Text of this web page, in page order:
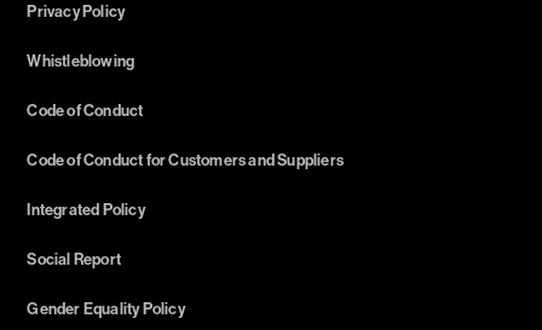
Privacy Policy
Whistleblowing
Code of Conduct
Code of Conduct for Customers and Suppliers
Integrated Policy
Social Report
Gender Equality Policy